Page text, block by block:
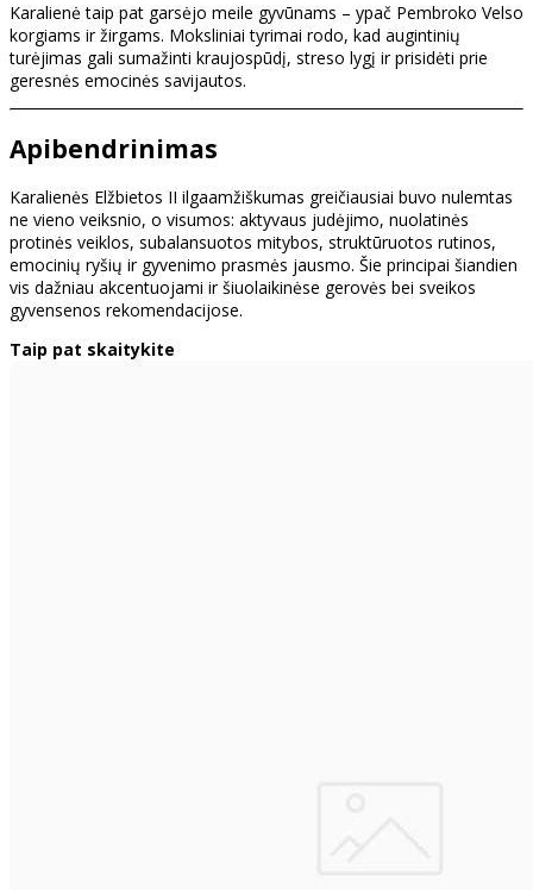
Karalienė taip pat garsėjo meile gyvūnams – ypač Pembroko Velso
korgiams ir žirgams. Moksliniai tyrimai rodo, kad augintinių
turėjimas gali sumažinti kraujospūdį, streso lygį ir prisidėti prie
geresnės emocinės savijautos.
Apibendrinimas
Karalienės Elžbietos II ilgaamžiškumas greičiausiai buvo nulemtas
ne vieno veiksnio, o visumos: aktyvaus judėjimo, nuolatinės
protinės veiklos, subalansuotos mitybos, struktūruotos rutinos,
emocinių ryšių ir gyvenimo prasmės jausmo. Šie principai šiandien
vis dažniau akcentuojami ir šiuolaikinėse gerovės bei sveikos
gyvensenos rekomendacijose.
Taip pat skaitykite